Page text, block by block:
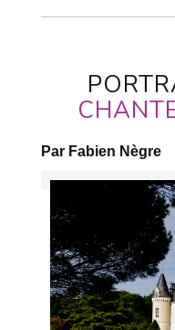
Par Fabien Nègre